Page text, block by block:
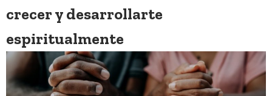
crecer y desarrollarte
espiritualmente